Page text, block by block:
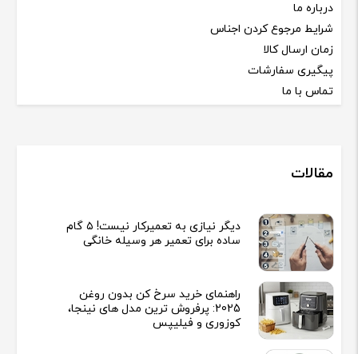
درباره ما
شرایط مرجوع کردن اجناس
زمان ارسال کالا
پیگیری سفارشات
تماس با ما
مقالات
دیگر نیازی به تعمیرکار نیست! ۵ گام
ساده برای تعمیر هر وسیله خانگی
راهنمای خرید سرخ کن بدون روغن
2025: پرفروش ترین مدل های نینجا،
کوزوری و فیلیپس